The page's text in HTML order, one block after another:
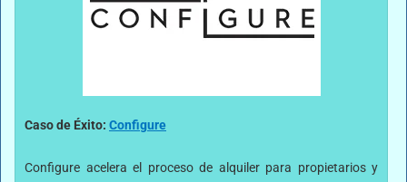
Caso de Éxito: Configure
Configure acelera el proceso de alquiler para propietarios y